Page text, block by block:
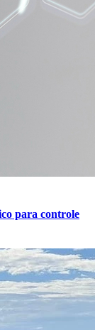
para controle